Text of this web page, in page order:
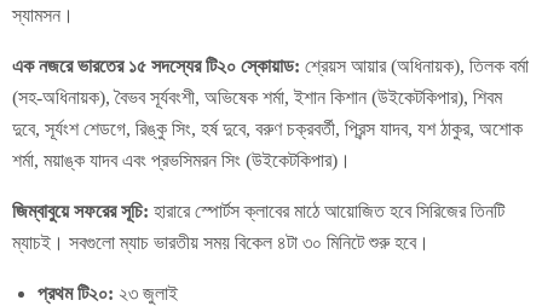
স্যামসন।
এক নজরে ভারতের ১৫ সদস্যের টি২০ স্কোয়াড: শ্রেয়স আয়ার (অধিনায়ক), তিলক বর্মা
(সহ-অধিনায়ক), বৈভব সূর্যবংশী, অভিষেক শর্মা, ইশান কিশান (উইকেটকিপার), শিবম
দুবে, সূর্যংশ শেডগে, রিঙ্কু সিং, হর্ষ দুবে, বরুণ চক্রবর্তী, প্রিন্স যাদব, যশ ঠাকুর, অশোক
শর্মা, ময়াঙ্ক যাদব এবং প্রভসিমরন সিং (উইকেটকিপার)।
জিম্বাবুয়ে সফরের সূচি: হারারে স্পোর্টস ক্লাবের মাঠে আয়োজিত হবে সিরিজের তিনটি
ম্যাচই। সবগুলো ম্যাচ ভারতীয় সময় বিকেল ৪টা ৩০ মিনিটে শুরু হবে।
প্রথম টি২০: ২৩ জুলাই